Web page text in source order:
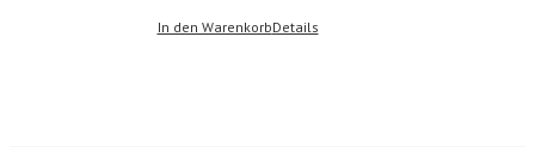
In den WarenkorbDetails